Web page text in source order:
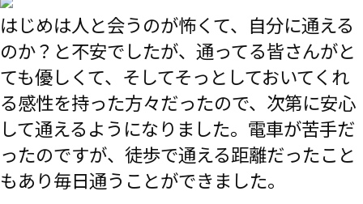
はじめは人と会うのが怖くて、自分に通える
のか？と不安でしたが、通ってる皆さんがと
ても優しくて、そしてそっとしておいてくれ
る感性を持った方々だったので、次第に安心
して通えるようになりました。電車が苦手だ
ったのですが、徒歩で通える距離だったこと
もあり毎日通うことができました。